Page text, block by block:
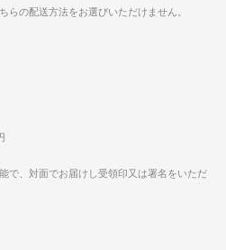
らの配送方法をお選びいただけません。
で、対面でお届けし受領印又は署名をいただ